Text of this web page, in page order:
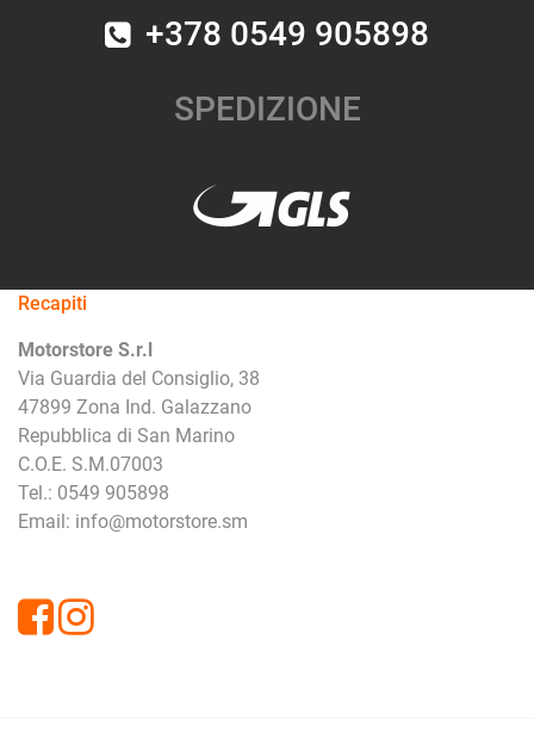
+378 0549 905898
SPEDIZIONE
Recapiti
Motorstore S.r.l
Via Guardia del Consiglio, 38
47899 Zona Ind. Galazzano
Repubblica di San Marino
C.O.E. S.M.07003
Tel.: 0549 905898
Email: info@motorstore.sm
FacebookInstagram